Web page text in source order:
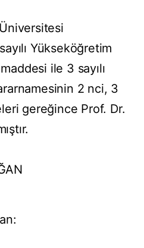
Yükseköğretim
ile 3 sayılı
2 nci, 3
gereğince Prof. Dr.